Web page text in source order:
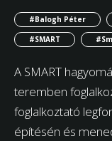
#Balogh Péter
#SMART
A SMART
teremben
foglalkoztató
építésén és